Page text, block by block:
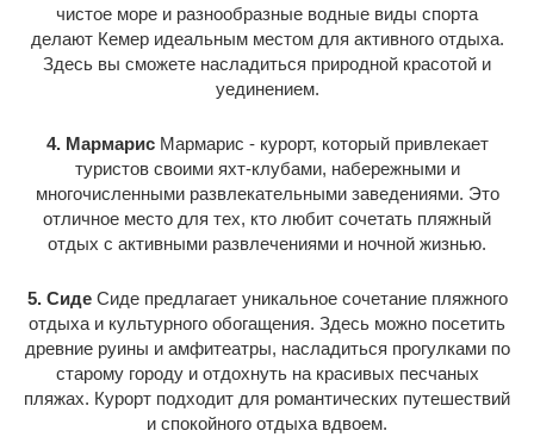
чистое море и разнообразные водные виды спорта
делают Кемер идеальным местом для активного отдыха.
Здесь вы сможете насладиться природной красотой и
уединением.
4. МармарисМармарис - курорт, который привлекает
туристов своими яхт-клубами, набережными и
многочисленными развлекательными заведениями. Это
отличное место для тех, кто любит сочетать пляжный
отдых с активными развлечениями и ночной жизнью.
5. СидеСиде предлагает уникальное сочетание пляжного
отдыха и культурного обогащения. Здесь можно посетить
древние руины и амфитеатры, насладиться прогулками по
старому городу и отдохнуть на красивых песчаных
пляжах. Курорт подходит для романтических путешествий
и спокойного отдыха вдвоем.